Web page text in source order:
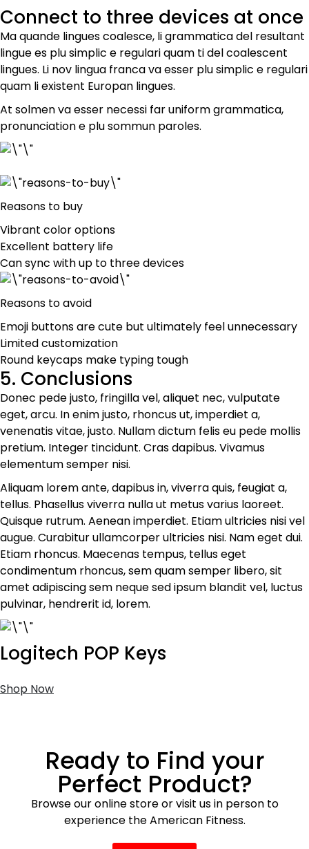
Connect to three devices at once
Ma quande lingues coalesce, li grammatica del resultant
lingue es plu simplic e regulari quam ti del coalescent
lingues. Li nov lingua franca va esser plu simplic e regulari
quam li existent Europan lingues.
At solmen va esser necessi far uniform grammatica,
pronunciation e plu sommun paroles.
Reasons to buy
Vibrant color options
Excellent battery life
Can sync with up to three devices
Reasons to avoid
Emoji buttons are cute but ultimately feel unnecessary
Limited customization
Round keycaps make typing tough
5. Conclusions
Donec pede justo, fringilla vel, aliquet nec, vulputate
eget, arcu. In enim justo, rhoncus ut, imperdiet a,
venenatis vitae, justo. Nullam dictum felis eu pede mollis
pretium. Integer tincidunt. Cras dapibus. Vivamus
elementum semper nisi.
Aliquam lorem ante, dapibus in, viverra quis, feugiat a,
tellus. Phasellus viverra nulla ut metus varius laoreet.
Quisque rutrum. Aenean imperdiet. Etiam ultricies nisi vel
augue. Curabitur ullamcorper ultricies nisi. Nam eget dui.
Etiam rhoncus. Maecenas tempus, tellus eget
condimentum rhoncus, sem quam semper libero, sit
amet adipiscing sem neque sed ipsum blandit vel, luctus
pulvinar, hendrerit id, lorem.
Logitech POP Keys
Shop Now
Ready to Find your
Perfect Product?
Browse our online store or visit us in person to
experience the American Fitness.